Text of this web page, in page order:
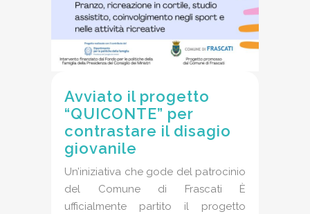
Avviato il progetto
“QUICONTE” per
contrastare il disagio
giovanile
Un’iniziativa che gode del patrocinio
del Comune di Frascati È
ufficialmente partito il progetto